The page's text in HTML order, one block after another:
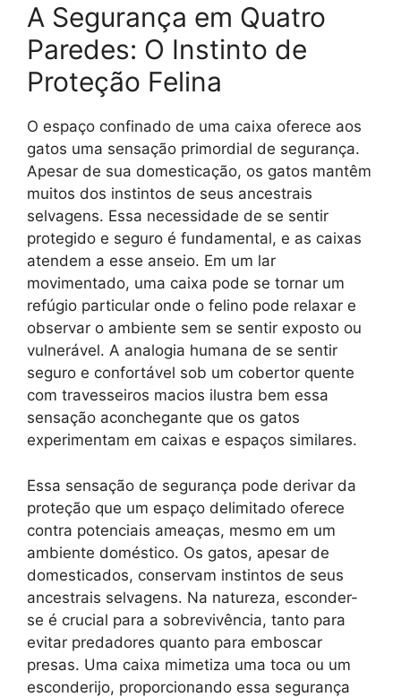
A Segurança em Quatro
Paredes: O Instinto de
Proteção Felina
O espaço confinado de uma caixa oferece aos
gatos uma sensação primordial de segurança.
Apesar de sua domesticação, os gatos mantêm
muitos dos instintos de seus ancestrais
selvagens. Essa necessidade de se sentir
protegido e seguro é fundamental, e as caixas
atendem a esse anseio. Em um lar
movimentado, uma caixa pode se tornar um
refúgio particular onde o felino pode relaxar e
observar o ambiente sem se sentir exposto ou
vulnerável. A analogia humana de se sentir
seguro e confortável sob um cobertor quente
com travesseiros macios ilustra bem essa
sensação aconchegante que os gatos
experimentam em caixas e espaços similares.
Essa sensação de segurança pode derivar da
proteção que um espaço delimitado oferece
contra potenciais ameaças, mesmo em um
ambiente doméstico. Os gatos, apesar de
domesticados, conservam instintos de seus
ancestrais selvagens. Na natureza, esconder-
se é crucial para a sobrevivência, tanto para
evitar predadores quanto para emboscar
presas. Uma caixa mimetiza uma toca ou um
esconderijo, proporcionando essa segurança